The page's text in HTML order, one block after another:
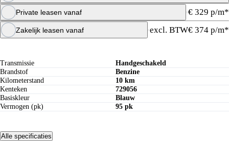
Maandbedrag berekenen
Maandbedrag berekenen
Private leasen vanaf € 329 p/m*
Offerte aanvragen
Zakelijk leasen vanaf excl. BTW€ 374 p/m*
Specificaties
Transmissie
Handgeschakeld
Brandstof
Benzine
Kilometerstand
10 km
Kenteken
729056
Basiskleur
Blauw
Vermogen (pk)
95 pk
Alle specificaties